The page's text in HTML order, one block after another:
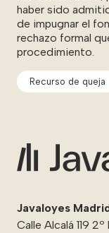
haber sido
de impugnar el
rechazo formal
procedimiento.
Recurso de queja
Javaloyes
Calle Alcalá 119 2º